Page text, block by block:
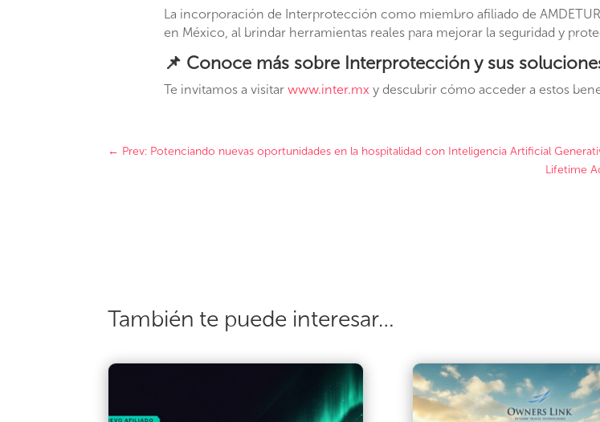
La incorporación de Interprotección como miembro afiliado de
en México, al brindar herramientas reales para mejorar la seguridad y
📌 Conoce más sobre Interprotección y sus
Te invitamos a visitar www.inter.mx y descubrir cómo acceder a estos
← Prev: Potenciando nuevas oportunidades en la hospitalidad con Inteligencia Artificial
Lifetime
También te puede interesar…